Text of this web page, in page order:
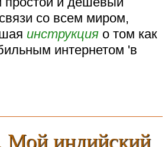
со всем миром,
инструкция о том как
интернетом 'в
Мой индийский